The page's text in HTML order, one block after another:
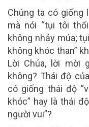
Chúng ta có giống
mà nói “tụi tôi
không nhảy múa;
không khóc than”
Lời Chúa, lời mời
không? Thái độ
có giống thái độ
khóc” hay là thái
người vui”?